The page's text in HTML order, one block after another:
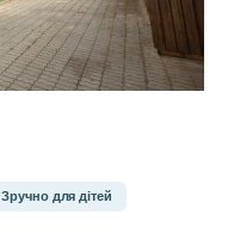
Зручно для дітей